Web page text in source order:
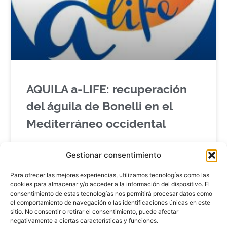
Gestionar consentimiento
Para ofrecer las mejores experiencias, utilizamos tecnologías como las
cookies para almacenar y/o acceder a la información del dispositivo. El
consentimiento de estas tecnologías nos permitirá procesar datos como
el comportamiento de navegación o las identificaciones únicas en este
sitio. No consentir o retirar el consentimiento, puede afectar
negativamente a ciertas características y funciones.
AQUILA a-LIFE: recuperación
del águila de Bonelli en el
Mediterráneo occidental
El proyecto AQUILA a-LIFE (LIFE16 NAT/ES/000235)
es una iniciativa cofinanciada por el Programa LIFE
de la Unión Europea y liderada por GREFA, en
colaboración con
LEER ARTÍCULO...